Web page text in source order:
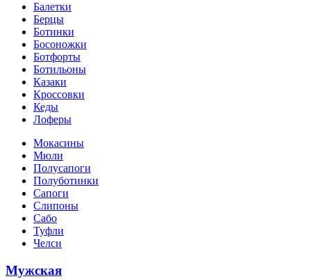
Балетки
Берцы
Ботинки
Босоножки
Ботфорты
Ботильоны
Казаки
Кроссовки
Кеды
Лоферы
Мокасины
Мюли
Полусапоги
Полуботинки
Сапоги
Слипоны
Сабо
Туфли
Челси
Мужская